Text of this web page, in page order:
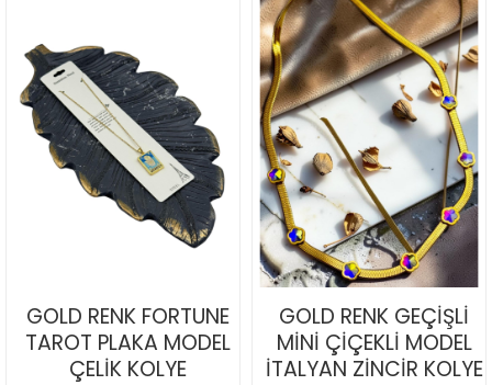
GOLD RENK FORTUNE
TAROT PLAKA MODEL
ÇELİK KOLYE
GOLD RENK GEÇİŞLİ
MİNİ ÇİÇEKLİ MODEL
İTALYAN ZİNCİR KOLYE